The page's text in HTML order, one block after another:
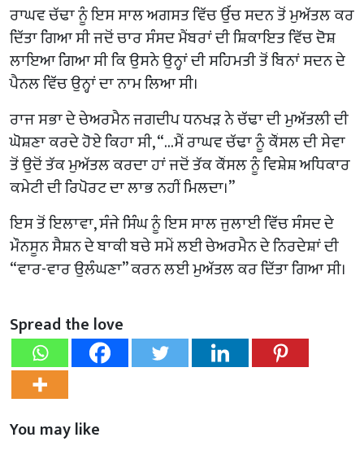
ਰਾਘਵ ਚੱਢਾ ਨੂੰ ਇਸ ਸਾਲ ਅਗਸਤ ਵਿੱਚ ਉੱਚ ਸਦਨ ਤੋਂ ਮੁਅੱਤਲ ਕਰ
ਦਿੱਤਾ ਗਿਆ ਸੀ ਜਦੋਂ ਚਾਰ ਸੰਸਦ ਮੈਂਬਰਾਂ ਦੀ ਸ਼ਿਕਾਇਤ ਵਿੱਚ ਦੋਸ਼
ਲਾਇਆ ਗਿਆ ਸੀ ਕਿ ਉਸਨੇ ਉਨ੍ਹਾਂ ਦੀ ਸਹਿਮਤੀ ਤੋਂ ਬਿਨਾਂ ਸਦਨ ਦੇ
ਪੈਨਲ ਵਿੱਚ ਉਨ੍ਹਾਂ ਦਾ ਨਾਮ ਲਿਆ ਸੀ।
ਰਾਜ ਸਭਾ ਦੇ ਚੇਅਰਮੈਨ ਜਗਦੀਪ ਧਨਖੜ ਨੇ ਚੱਢਾ ਦੀ ਮੁਅੱਤਲੀ ਦੀ
ਘੋਸ਼ਣਾ ਕਰਦੇ ਹੋਏ ਕਿਹਾ ਸੀ, “…ਮੈਂ ਰਾਘਵ ਚੱਢਾ ਨੂੰ ਕੌਂਸਲ ਦੀ ਸੇਵਾ
ਤੋਂ ਉਦੋਂ ਤੱਕ ਮੁਅੱਤਲ ਕਰਦਾ ਹਾਂ ਜਦੋਂ ਤੱਕ ਕੌਂਸਲ ਨੂੰ ਵਿਸ਼ੇਸ਼ ਅਧਿਕਾਰ
ਕਮੇਟੀ ਦੀ ਰਿਪੋਰਟ ਦਾ ਲਾਭ ਨਹੀਂ ਮਿਲਦਾ।”
ਇਸ ਤੋਂ ਇਲਾਵਾ, ਸੰਜੇ ਸਿੰਘ ਨੂੰ ਇਸ ਸਾਲ ਜੁਲਾਈ ਵਿੱਚ ਸੰਸਦ ਦੇ
ਮੌਨਸੂਨ ਸੈਸ਼ਨ ਦੇ ਬਾਕੀ ਬਚੇ ਸਮੇਂ ਲਈ ਚੇਅਰਮੈਨ ਦੇ ਨਿਰਦੇਸ਼ਾਂ ਦੀ
“ਵਾਰ-ਵਾਰ ਉਲੰਘਣਾ” ਕਰਨ ਲਈ ਮੁਅੱਤਲ ਕਰ ਦਿੱਤਾ ਗਿਆ ਸੀ।
Spread the love
You may like